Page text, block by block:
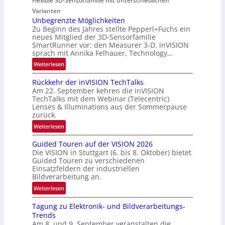
u
n
d
e
s
‘
Varianten
Unbegrenzte Möglichkeiten
Zu Beginn des Jahres stellte Pepperl+Fuchs ein
neues Mitglied der 3D-Sensorfamilie
SmartRunner vor: den Measurer 3-D. inVISION
sprach mit Annika Felhauer, Technology…
Weiterlesen:
U
n
b
e
g
r
e
z
t
e
M
ö
g
l
Rückkehr der inVISION TechTalks
Am 22. September kehren die inVISION
TechTalks mit dem Webinar (Telecentric)
Lenses & Illuminations aus der Sommerpause
zurück.
Weiterlesen:
R
ü
c
k
k
e
h
d
e
Guided Touren auf der VISION 2026
Die VISION in Stuttgart (6. bis 8. Oktober) bietet
Guided Touren zu verschiedenen
Einsatzfeldern der industriellen
Bildverarbeitung an.
Weiterlesen:
G
u
Tagung zu Elektronik- und Bildverarbeitungs-
Trends